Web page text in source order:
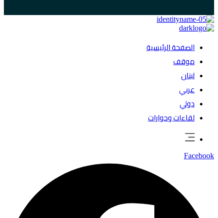
الصفحة الرئيسية
موقف
لبنان
عربي
دولي
لقاءات وحوارات
Facebook